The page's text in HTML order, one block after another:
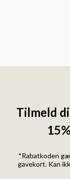
Tilmeld
*Rabatkoden
gavekort. Kan